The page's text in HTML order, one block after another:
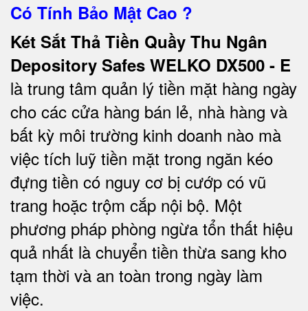
Có Tính Bảo Mật Cao ?
Két Sắt Thả Tiền Quầy Thu Ngân
Depository Safes WELKO DX500 - E
là trung tâm quản lý tiền mặt hàng ngày
cho các cửa hàng bán lẻ, nhà hàng và
bất kỳ môi trường kinh doanh nào mà
việc tích luỹ tiền mặt trong ngăn kéo
đựng tiền có nguy cơ bị cướp có vũ
trang hoặc trộm cắp nội bộ. Một
phương pháp phòng ngừa tổn thất hiệu
quả nhất là chuyển tiền thừa sang kho
tạm thời và an toàn trong ngày làm
việc.